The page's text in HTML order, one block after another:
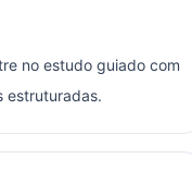
no estudo guiado com
estruturadas.